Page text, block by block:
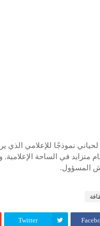
نموذجًا للإعلامي الذي
متزايد في الساحة
المسؤول.
Twitter